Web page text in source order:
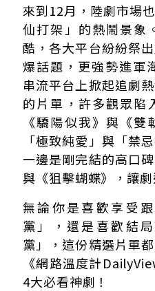
【現正熱播】純愛戰神VS
顧漫親編《驕陽似我》熱
虞書欣轉型力作！《雙軌
【口碑完結】不用等更新
成毅《長安二十四計》聲
播放量破億黑馬！《狙擊
來到12月，陸劇市場
仙打架」的熱鬧景象
酷，各大平台紛紛祭
爆話題，更強勢進軍
串流平台上掀起追劇
的片單，許多觀眾陷
《驕陽似我》與《
「極致純愛」與「禁
一邊是剛完結的高口
與《狙擊蝴蝶》，讓
無論你是喜歡享受
黨」，還是喜歡結
黨」，這份精選片單
《網路溫度計
4大必看神劇！